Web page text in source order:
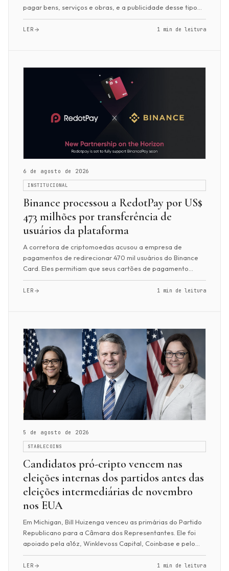
pagar bens, serviços e obras, e a publicidade desse tipo
de pagamento também é proibida. No enta...
LER 1 min de leitura
6 de agosto de 2026
INSTITUCIONAL
Binance processou a RedotPay por US$
473 milhões por transferência de
usuários da plataforma
A corretora de criptomoedas acusou a empresa de
pagamentos de redirecionar 470 mil usuários do Binance
Card. Eles permitiam que seus cartões de pagamento
RedotPay fossem recarregados com o Binance Pay...
LER 1 min de leitura
5 de agosto de 2026
STABLECOINS
Candidatos pró-cripto vencem nas
eleições internas dos partidos antes das
eleições intermediárias de novembro
nos EUA
Em Michigan, Bill Huizenga venceu as primárias do Partido
Republicano para a Câmara dos Representantes. Ele foi
apoiado pela a16z, Winklevoss Capital, Coinbase e pelo
comitê político cripto Fairshake....
LER 1 min de leitura